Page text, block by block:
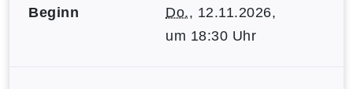
Beginn Do., 12.11.2026,
um 18:30 Uhr